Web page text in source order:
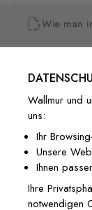
Wie man
Wallmur und
uns:
Ihr
Unsere
Ihnen
Ihre
notwendigen